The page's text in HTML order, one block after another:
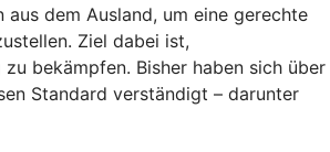
aus dem Ausland, um eine gerechte
Ziel dabei ist,
bekämpfen. Bisher haben sich über
Standard verständigt – darunter